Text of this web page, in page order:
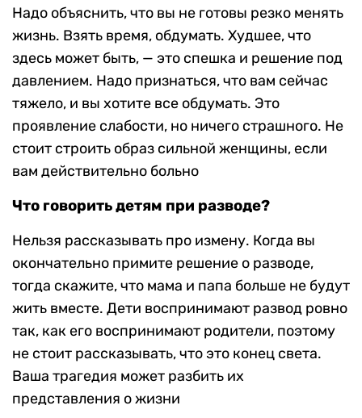
Надо объяснить, что вы не готовы резко менять
жизнь. Взять время, обдумать. Худшее, что
здесь может быть, — это спешка и решение под
давлением. Надо признаться, что вам сейчас
тяжело, и вы хотите все обдумать. Это
проявление слабости, но ничего страшного. Не
стоит строить образ сильной женщины, если
вам действительно больно
Что говорить детям при разводе?
Нельзя рассказывать про измену. Когда вы
окончательно примите решение о разводе,
тогда скажите, что мама и папа больше не будут
жить вместе. Дети воспринимают развод ровно
так, как его воспринимают родители, поэтому
не стоит рассказывать, что это конец света.
Ваша трагедия может разбить их
представления о жизни